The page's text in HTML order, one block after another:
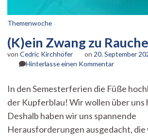
Themenwoche
(K)ein Zwang zu
von Cedric Kirchhöfer on 20. September
Hinterlasse einen Kommentarzu
zu
Rauchen
In den Semesterferien die Füße
der Kupferblau! Wir wollen über uns
Deshalb haben wir uns spannende
Herausforderungen ausgedacht, die